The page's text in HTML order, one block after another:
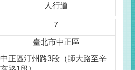
人行道
7
臺北市中正區
中正區汀州路3段（師大路至辛